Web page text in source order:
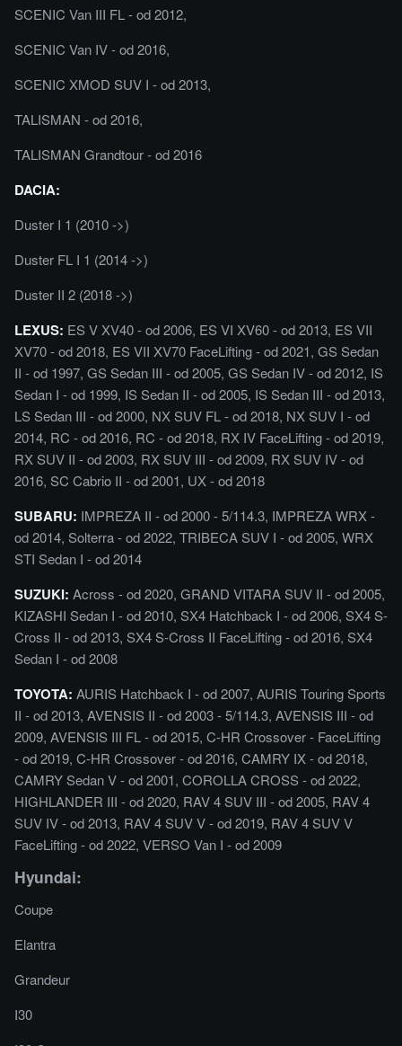
SCENIC Van III FL - od 2012,
SCENIC Van IV - od 2016,
SCENIC XMOD SUV I - od 2013,
TALISMAN - od 2016,
TALISMAN Grandtour - od 2016
DACIA:
Duster I 1 (2010 ->)
Duster FL I 1 (2014 ->)
Duster II 2 (2018 ->)
LEXUS: ES V XV40 - od 2006, ES VI XV60 - od 2013, ES VII
XV70 - od 2018, ES VII XV70 FaceLifting - od 2021, GS Sedan
II - od 1997, GS Sedan III - od 2005, GS Sedan IV - od 2012, IS
Sedan I - od 1999, IS Sedan II - od 2005, IS Sedan III - od 2013,
LS Sedan III - od 2000, NX SUV FL - od 2018, NX SUV I - od
2014, RC - od 2016, RC - od 2018, RX IV FaceLifting - od 2019,
RX SUV II - od 2003, RX SUV III - od 2009, RX SUV IV - od
2016, SC Cabrio II - od 2001, UX - od 2018
SUBARU: IMPREZA II - od 2000 - 5/114.3, IMPREZA WRX -
od 2014, Solterra - od 2022, TRIBECA SUV I - od 2005, WRX
STI Sedan I - od 2014
SUZUKI: Across - od 2020, GRAND VITARA SUV II - od 2005,
KIZASHI Sedan I - od 2010, SX4 Hatchback I - od 2006, SX4 S-
Cross II - od 2013, SX4 S-Cross II FaceLifting - od 2016, SX4
Sedan I - od 2008
TOYOTA: AURIS Hatchback I - od 2007, AURIS Touring Sports
II - od 2013, AVENSIS II - od 2003 - 5/114.3, AVENSIS III - od
2009, AVENSIS III FL - od 2015, C-HR Crossover - FaceLifting
- od 2019, C-HR Crossover - od 2016, CAMRY IX - od 2018,
CAMRY Sedan V - od 2001, COROLLA CROSS - od 2022,
HIGHLANDER III - od 2020, RAV 4 SUV III - od 2005, RAV 4
SUV IV - od 2013, RAV 4 SUV V - od 2019, RAV 4 SUV V
FaceLifting - od 2022, VERSO Van I - od 2009
Hyundai:
Coupe
Elantra
Grandeur
I30